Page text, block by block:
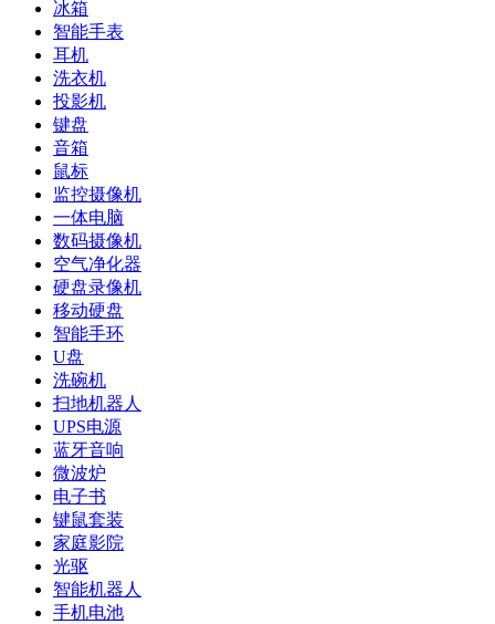
冰箱
智能手表
耳机
洗衣机
投影机
键盘
音箱
鼠标
监控摄像机
一体电脑
数码摄像机
空气净化器
硬盘录像机
移动硬盘
智能手环
U盘
洗碗机
扫地机器人
UPS电源
蓝牙音响
微波炉
电子书
键鼠套装
家庭影院
光驱
智能机器人
手机电池